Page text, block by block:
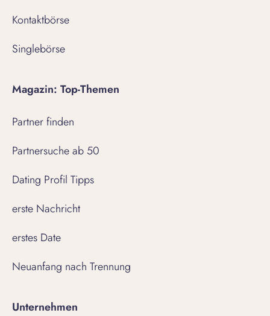
Kontaktbörse
Singlebörse
Magazin: Top-Themen
Partner finden
Partnersuche ab 50
Dating Profil Tipps
erste Nachricht
erstes Date
Neuanfang nach Trennung
Unternehmen